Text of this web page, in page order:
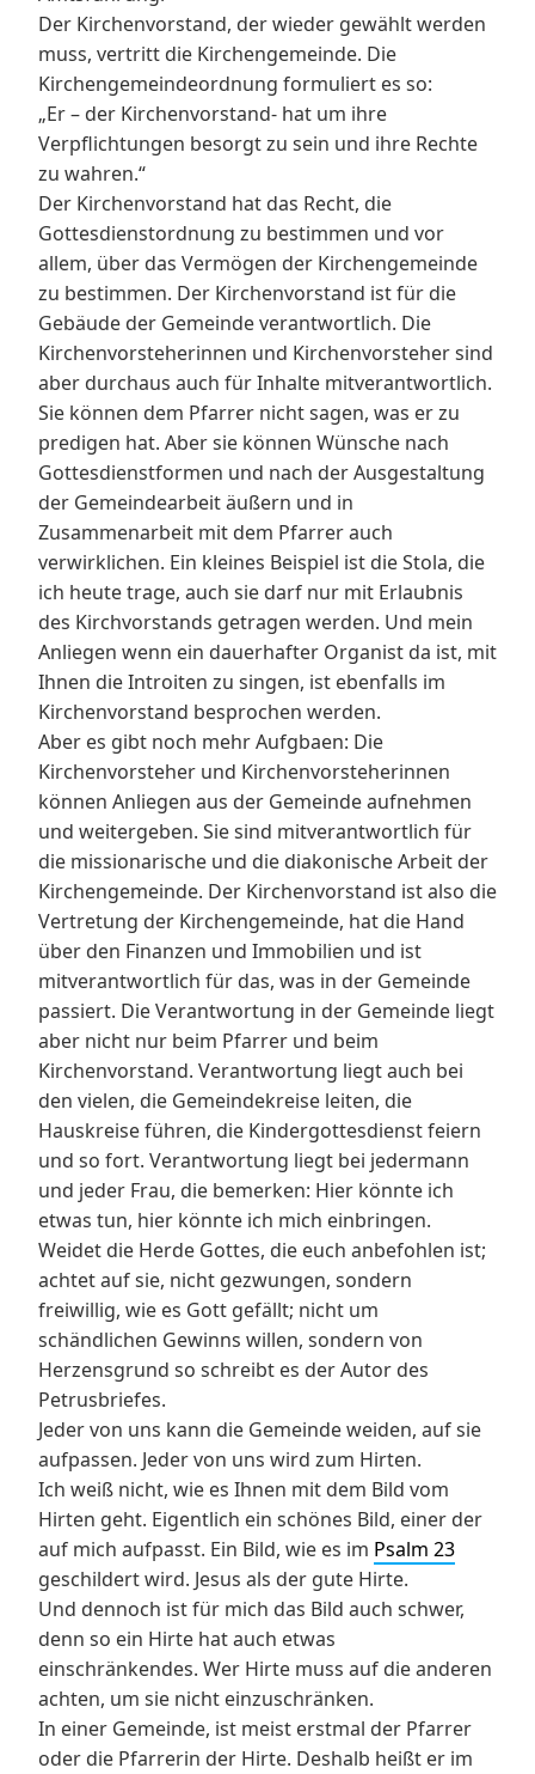
Der Kirchenvorstand, der wieder gewählt werden
muss, vertritt die Kirchengemeinde. Die
Kirchengemeindeordnung formuliert es so:
„Er – der Kirchenvorstand- hat um ihre
Verpflichtungen besorgt zu sein und ihre Rechte
zu wahren.“
Der Kirchenvorstand hat das Recht, die
Gottesdienstordnung zu bestimmen und vor
allem, über das Vermögen der Kirchengemeinde
zu bestimmen. Der Kirchenvorstand ist für die
Gebäude der Gemeinde verantwortlich. Die
Kirchenvorsteherinnen und Kirchenvorsteher sind
aber durchaus auch für Inhalte mitverantwortlich.
Sie können dem Pfarrer nicht sagen, was er zu
predigen hat. Aber sie können Wünsche nach
Gottesdienstformen und nach der Ausgestaltung
der Gemeindearbeit äußern und in
Zusammenarbeit mit dem Pfarrer auch
verwirklichen. Ein kleines Beispiel ist die Stola, die
ich heute trage, auch sie darf nur mit Erlaubnis
des Kirchvorstands getragen werden. Und mein
Anliegen wenn ein dauerhafter Organist da ist, mit
Ihnen die Introiten zu singen, ist ebenfalls im
Kirchenvorstand besprochen werden.
Aber es gibt noch mehr Aufgbaen: Die
Kirchenvorsteher und Kirchenvorsteherinnen
können Anliegen aus der Gemeinde aufnehmen
und weitergeben. Sie sind mitverantwortlich für
die missionarische und die diakonische Arbeit der
Kirchengemeinde. Der Kirchenvorstand ist also die
Vertretung der Kirchengemeinde, hat die Hand
über den Finanzen und Immobilien und ist
mitverantwortlich für das, was in der Gemeinde
passiert. Die Verantwortung in der Gemeinde liegt
aber nicht nur beim Pfarrer und beim
Kirchenvorstand. Verantwortung liegt auch bei
den vielen, die Gemeindekreise leiten, die
Hauskreise führen, die Kindergottesdienst feiern
und so fort. Verantwortung liegt bei jedermann
und jeder Frau, die bemerken: Hier könnte ich
etwas tun, hier könnte ich mich einbringen.
Weidet die Herde Gottes, die euch anbefohlen ist;
achtet auf sie, nicht gezwungen, sondern
freiwillig, wie es Gott gefällt; nicht um
schändlichen Gewinns willen, sondern von
Herzensgrund so schreibt es der Autor des
Petrusbriefes.
Jeder von uns kann die Gemeinde weiden, auf sie
aufpassen. Jeder von uns wird zum Hirten.
Ich weiß nicht, wie es Ihnen mit dem Bild vom
Hirten geht. Eigentlich ein schönes Bild, einer der
auf mich aufpasst. Ein Bild, wie es im Psalm 23
geschildert wird. Jesus als der gute Hirte.
Und dennoch ist für mich das Bild auch schwer,
denn so ein Hirte hat auch etwas
einschränkendes. Wer Hirte muss auf die anderen
achten, um sie nicht einzuschränken.
In einer Gemeinde, ist meist erstmal der Pfarrer
oder die Pfarrerin der Hirte. Deshalb heißt er im